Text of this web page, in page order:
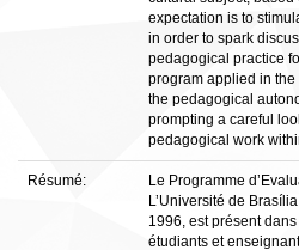
expectation is to
in order to spark
pedagogical practice
program applied in
the pedagogical
prompting a careful
pedagogical work
Résumé:
Le Programme
L’Université de
1996, est présent
étudiants et